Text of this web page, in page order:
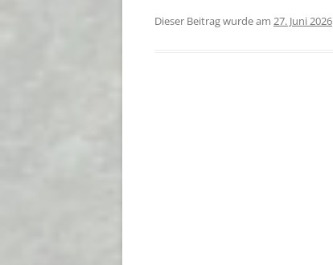
Dieser Beitrag wurde am 27. Juni 2026